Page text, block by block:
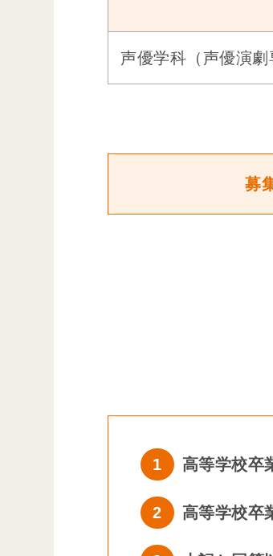
声優学科 （声優演
募
1 高等学校卒
2 高等学校卒